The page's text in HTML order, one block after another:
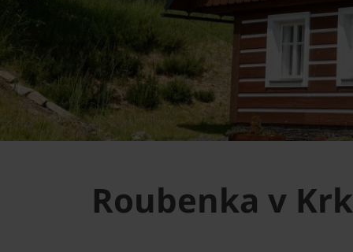
Roubenka v